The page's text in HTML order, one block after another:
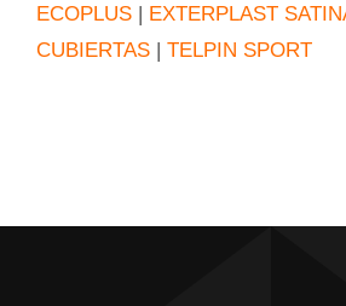
ECOPLUS| EXTERPLAST
CUBIERTAS| TELPIN SPORT